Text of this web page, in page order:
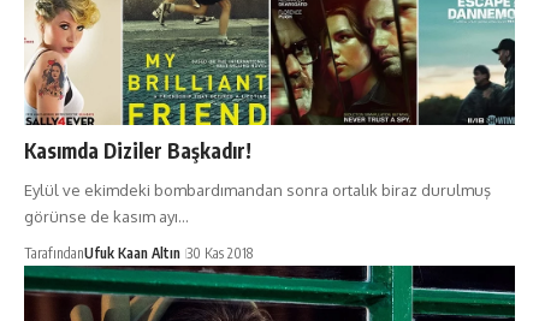
Kasımda Diziler Başkadır!
Eylül ve ekimdeki bombardımandan sonra ortalık biraz durulmuş
görünse de kasım ayı…
TarafındanUfuk Kaan Altın 30 Kas 2018